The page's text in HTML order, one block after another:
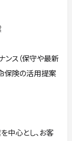
ンス（保守や最新
保険の活用提案
中心とし、お客